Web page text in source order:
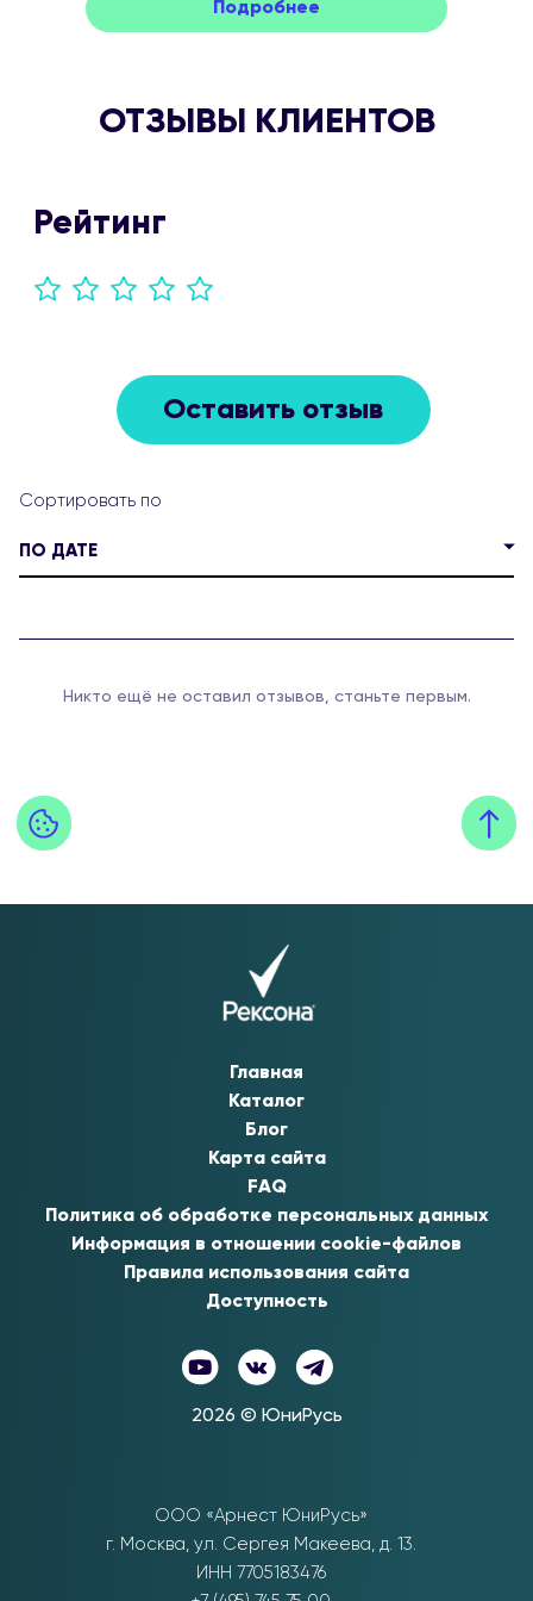
Подробнее
ОТЗЫВЫ КЛИЕНТОВ
Оставить отзыв
ПО ДАТЕ
Никто ещё не оставил отзывов, станьте первым.
Главная
Каталог
Блог
Карта сайта
FAQ
Политика об обработке персональных данных
Информация в отношении cookie-файлов
Правила использования сайта
Доступность
2026 © ЮниРусь
ООО «Арнест ЮниРусь»
г. Москва, ул. Сергея Макеева, д. 13.
ИНН 7705183476